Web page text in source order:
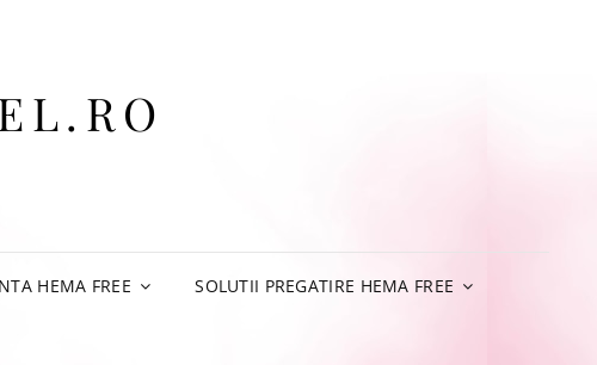
HEMA FREE SOLUTII PREGATIRE HEMA FREE